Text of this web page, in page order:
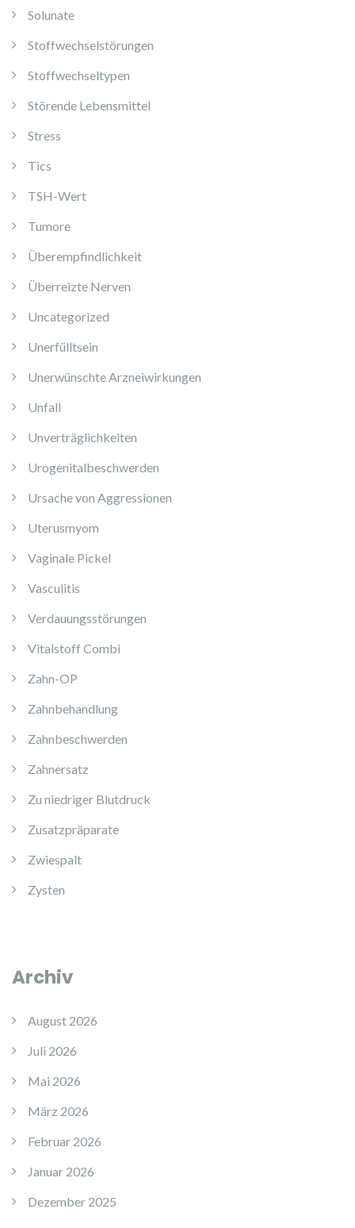
Solunate
Stoffwechselstörungen
Stoffwechseltypen
Störende Lebensmittel
Stress
Tics
TSH-Wert
Tumore
Überempfindlichkeit
Überreizte Nerven
Uncategorized
Unerfülltsein
Unerwünschte Arzneiwirkungen
Unfall
Unverträglichkeiten
Urogenitalbeschwerden
Ursache von Aggressionen
Uterusmyom
Vaginale Pickel
Vasculitis
Verdauungsstörungen
Vitalstoff Combi
Zahn-OP
Zahnbehandlung
Zahnbeschwerden
Zahnersatz
Zu niedriger Blutdruck
Zusatzpräparate
Zwiespalt
Zysten
Archiv
August 2026
Juli 2026
Mai 2026
März 2026
Februar 2026
Januar 2026
Dezember 2025